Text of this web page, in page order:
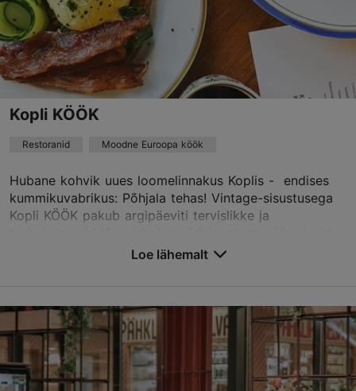
hi@rabakohvik.ee
+372 5887 3324
Kopli KÖÖK
Restoranid Moodne Euroopa köök
Hubane kohvik uues loomelinnakus Koplis - endises
kummikuvabrikus: Põhjala tehas! Vintage-sisustusega
Kopli KÖÖK pakub argipäeviti tervislikke ja
Marati tn 5a, Tallinn
Kopli
01.01–31.12
Loe lähemalt